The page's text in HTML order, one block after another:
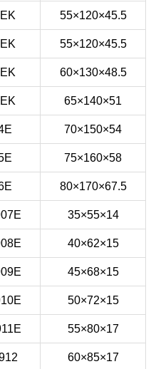
55×120×45.5
55×120×45.5
60×130×48.5
65×140×51
70×150×54
75×160×58
80×170×67.5
35×55×14
40×62×15
45×68×15
50×72×15
55×80×17
60×85×17